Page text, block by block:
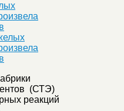
(СТЭ)
реакций